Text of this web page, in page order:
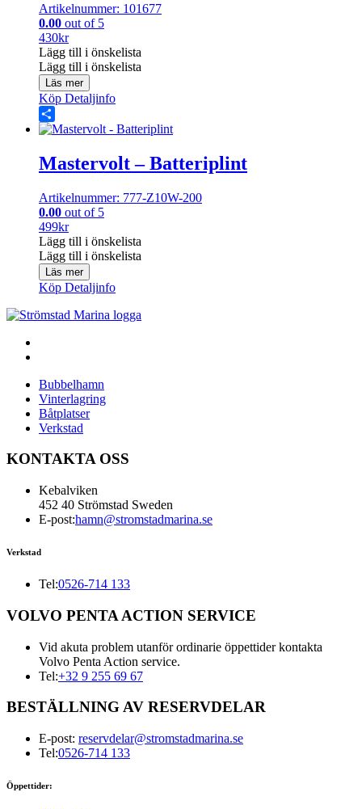
Artikelnummer: 101677
0.00 out of 5
430kr
Lägg till i önskelista
Lägg till i önskelista
Läs mer
Köp Detaljinfo
Share
Mastervolt – Batteriplint
Artikelnummer: 777-Z10W-200
0.00 out of 5
499kr
Lägg till i önskelista
Lägg till i önskelista
Läs mer
Köp Detaljinfo
Bubbelhamn
Vinterlagring
Båtplatser
Verkstad
KONTAKTA OSS
Kebalviken
452 40 Strömstad Sweden
E-post:hamn@stromstadmarina.se
Verkstad
Tel:0526-714 133
VOLVO PENTA ACTION SERVICE
Vid akuta problem utanför ordinarie öppettider kontakta
Volvo Penta Action service.
Tel:+32 9 255 69 67
BESTÄLLNING AV RESERVDELAR
E-post: reservdelar@stromstadmarina.se
Tel:0526-714 133
Öppettider: